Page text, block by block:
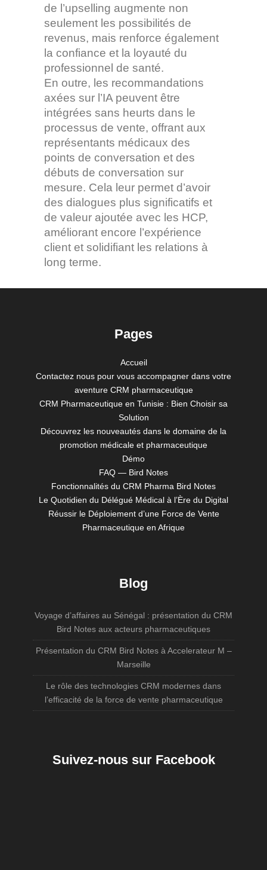
de l’upselling augmente non
seulement les possibilités de
revenus, mais renforce également
la confiance et la loyauté du
professionnel de santé.
En outre, les recommandations
axées sur l’IA peuvent être
intégrées sans heurts dans le
processus de vente, offrant aux
représentants médicaux des
points de conversation et des
débuts de conversation sur
mesure. Cela leur permet d’avoir
des dialogues plus significatifs et
de valeur ajoutée avec les HCP,
améliorant encore l’expérience
client et solidifiant les relations à
long terme.
Pages
Accueil
Contactez nous pour vous accompagner dans votre
aventure CRM pharmaceutique
CRM Pharmaceutique en Tunisie : Bien Choisir sa
Solution
Découvrez les nouveautés dans le domaine de la
promotion médicale et pharmaceutique
Démo
FAQ — Bird Notes
Fonctionnalités du CRM Pharma Bird Notes
Le Quotidien du Délégué Médical à l’Ère du Digital
Réussir le Déploiement d’une Force de Vente
Pharmaceutique en Afrique
Blog
Voyage d’affaires au Sénégal : présentation du CRM
Bird Notes aux acteurs pharmaceutiques
Présentation du CRM Bird Notes à Accelerateur M –
Marseille
Le rôle des technologies CRM modernes dans
l’efficacité de la force de vente pharmaceutique
Suivez-nous sur Facebook